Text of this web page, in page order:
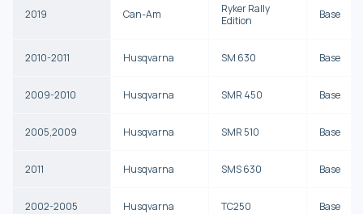
2019 Can-Am
Ryker Rally
Edition
Base
2010-2011 Husqvarna SM 630 Base
2009-2010 Husqvarna SMR 450 Base
2005,2009 Husqvarna SMR 510 Base
2011 Husqvarna SMS 630 Base
2002-2005 Husqvarna TC250 Base